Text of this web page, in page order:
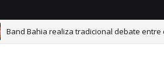
Band Bahia realiza tradicional debate